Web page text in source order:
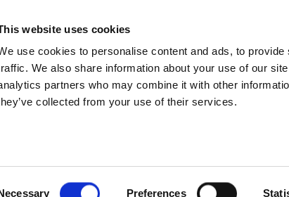
website uses cookies
use cookies to personalise content and ads, to
We also share information about your use of our
partners who may combine it with other
collected from your use of their services.
Preferences
DIVIZIILE GRUPULUI